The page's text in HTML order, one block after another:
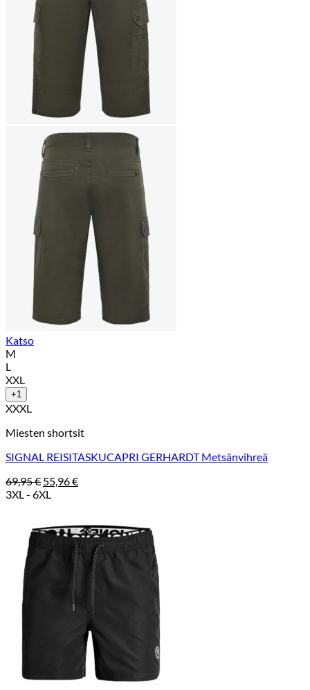
Katso
M
L
XXL
+1
XXXL
Miesten shortsit
SIGNAL REISITASKUCAPRI GERHARDT Metsänvihreä
69,95€ Alkuperäinen
hinta
55,96€Nykyinen
3XL - 6XL